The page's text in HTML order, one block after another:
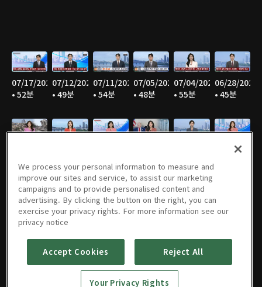
07/17/2026
• 52분
07/12/2026
• 49분
07/11/2026
• 54분
07/05/2026
• 48분
07/04/2026
• 55분
06/28/2026
• 45분
• 53분
• 46분
06/07/2026
06/06/2026
• 55분
05/31/2026
• 46분
05/30/202605/25/202605/24/202605/23/2026
05/16/202605/10/202605/09/2026
We process your personal information to measure and
improve our sites and service, to assist our marketing
campaigns and to provide personalised content and
advertising. By clicking the button on the right, you can
exercise your privacy rights. For more information see our
privacy notice
Accept Cookies Reject All
Your Privacy Rights